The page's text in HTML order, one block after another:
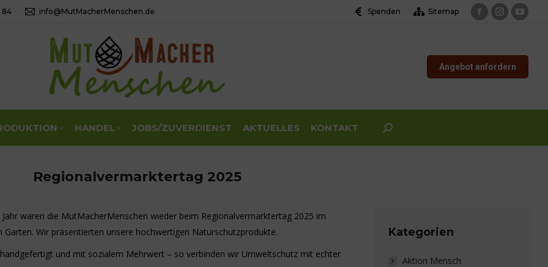
84 info@MutMacherMenschen.de Spenden Sitemap
Facebook
opens
in
Instagram
opens
in
opens
Angebot anfordern
HANDEL JOBS/ZUVERDIENST AKTUELLES KONTAKT Search:
Regionalvermarktertag 2025
Jahr waren die MutMacherMenschen wieder beim Regionalvermarktertag 2025 im
Garten. Wir präsentierten unsere hochwertigen Naturschutzprodukte.
und mit sozialem Mehrwert – so verbinden wir Umweltschutz mit echter
Kategorien
Aktion Mensch